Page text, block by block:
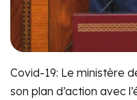
Covid-19: Le ministère
son plan d’action avec